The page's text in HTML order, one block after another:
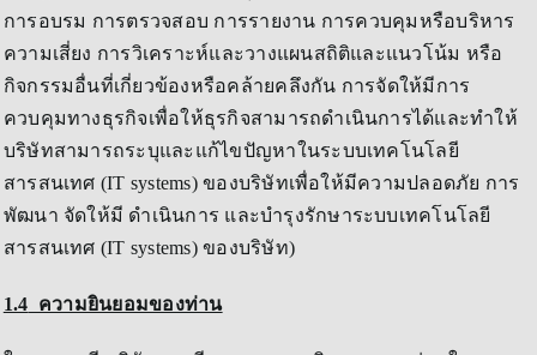
การอบรม การตรวจสอบ การรายงาน การควบคุมหรือบริหาร
ความเสี่ยง การวิเคราะห์และวางแผนสถิติและแนวโน้ม หรือ
กิจกรรมอื่นที่เกี่ยวข้องหรือคล้ายคลึงกัน การจัดให้มีการ
ควบคุมทางธุรกิจเพื่อให้ธุรกิจสามารถดำเนินการได้และทำให้
บริษัทสามารถระบุและแก้ไขปัญหาในระบบเทคโนโลยี
สารสนเทศ (IT systems) ของบริษัทเพื่อให้มีความปลอดภัย การ
พัฒนา จัดให้มี ดำเนินการ และบำรุงรักษาระบบเทคโนโลยี
สารสนเทศ (IT systems) ของบริษัท)
1.4 ความยินยอมของท่าน